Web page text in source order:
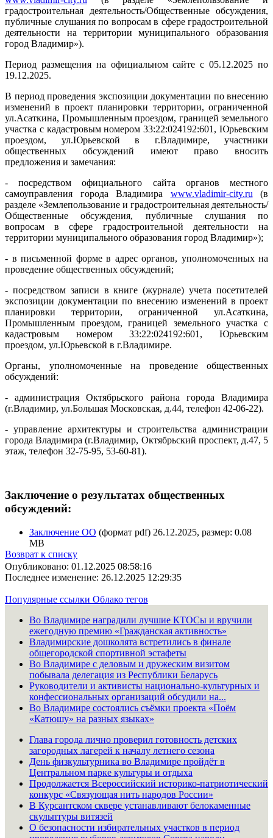
градостроительная деятельность/Общественные обсуждения,
публичные слушания по вопросам в сфере градостроительной
деятельности на территории муниципального образования
город Владимир»).
Период размещения на официальном сайте с 05.12.2025 по
19.12.2025.
В период проведения экспозиции документации по внесению
изменений в проект планировки территории, ограниченной
ул.Асаткина, Промышленным проездом, границей земельного
участка с кадастровым номером 33:22:024192:601, Юрьевским
проездом, ул.Юрьевской в г.Владимире, участники
общественных обсуждений имеют право вносить
предложения и замечания:
- посредством официального сайта органов местного
самоуправления города Владимира www.vladimir-city.ru (в
разделе «Землепользование и градостроительная деятельность/
Общественные обсуждения, публичные слушания по
вопросам в сфере градостроительной деятельности на
территории муниципального образования город Владимир»);
- в письменной форме в адрес органов, уполномоченных на
проведение общественных обсуждений;
- посредством записи в книге (журнале) учета посетителей
экспозиции документации по внесению изменений в проект
планировки территории, ограниченной ул.Асаткина,
Промышленным проездом, границей земельного участка с
кадастровым номером 33:22:024192:601, Юрьевским
проездом, ул.Юрьевской в г.Владимире.
Органы, уполномоченные на проведение общественных
обсуждений:
- администрация Октябрьского района города Владимира
(г.Владимир, ул.Большая Московская, д.44, телефон 42-06-22).
- управление архитектуры и строительства администрации
города Владимира (г.Владимир, Октябрьский проспект, д.47, 5
этаж, телефон 32-75-95, 53-60-81).
Заключение о результатах общественных
обсуждений:
Заключение ОО (формат pdf) 26.12.2025, размер: 0.08
MB
Возврат к списку
Опубликовано: 01.12.2025 08:58:16
Последнее изменение: 26.12.2025 12:29:35
Популярные ссылки Облако тегов
Во Владимире наградили лучшие КТОСы и вручили
ежегодную премию «Гражданская активность»
Владимирские дошколята встретились в финале
общегородской спортивной эстафеты
Во Владимире с деловым и дружеским визитом
побывала делегация из Республики Беларусь
Руководители и активисты национально-культурных и
конфессиональных организаций обсудили на...
Во Владимире состоялись съёмки проекта «Поём
«Катюшу» на разных языках»
Глава города лично проверил готовность детских
загородных лагерей к началу летнего сезона
День физкультурника во Владимире пройдёт в
Центральном парке культуры и отдыха
Продолжается Всероссийский историко-патриотический
конкурс «Связующая нить народов России»
В Курсантском сквере устанавливают белокаменные
скульптуры витязей
О безопасности избирательных участков в период